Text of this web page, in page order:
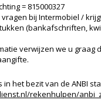
= 815000327
bij Intermobiel / krijgt
(bankafschriften,
verwijzen we u graag
in het bezit van de ANBI
rekenhulpen/